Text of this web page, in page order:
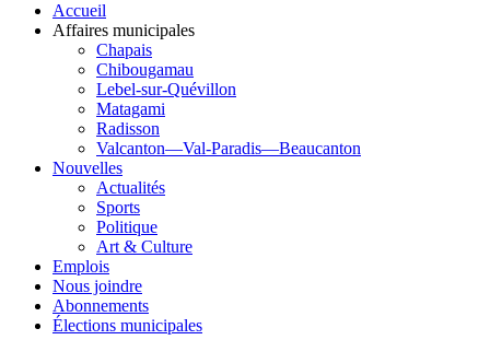
Accueil
Affaires municipales
Chapais
Chibougamau
Lebel-sur-Quévillon
Matagami
Radisson
Valcanton—Val-Paradis—Beaucanton
Nouvelles
Actualités
Sports
Politique
Art & Culture
Emplois
Nous joindre
Abonnements
Élections municipales